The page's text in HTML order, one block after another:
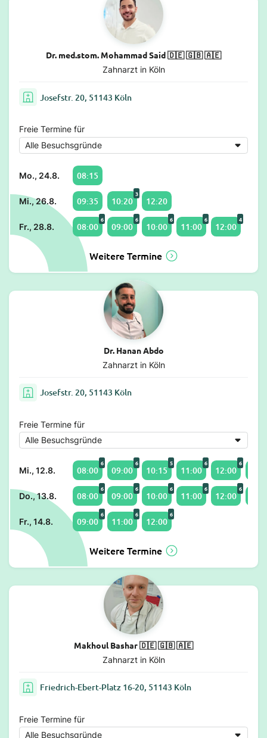
Dr. med.stom. Mohammad Said 🇩🇪 🇬🇧 🇦🇪
Zahnarzt in Köln
Josefstr. 20, 51143 Köln
Freie Termine für
Mo., 24.8. 08:15
Mi., 26.8. 09:35 10:20
3
12:20
Fr., 28.8. 08:00
6
09:00
6
10:00
6
11:00
6
12:00
4
Weitere Termine
Dr. Hanan Abdo
Zahnarzt in Köln
Josefstr. 20, 51143 Köln
Freie Termine für
Mi., 12.8. 08:00
6
09:00
6
10:15
5
11:00
6
12:00
6
Do., 13.8. 08:00
6
09:00
6
10:00
6
11:00
6
12:00
6
Fr., 14.8. 09:00
6
11:00
6
12:00
6
Weitere Termine
Makhoul Bashar 🇩🇪 🇬🇧 🇦🇪
Zahnarzt in Köln
Friedrich-Ebert-Platz 16-20, 51143 Köln
Freie Termine für